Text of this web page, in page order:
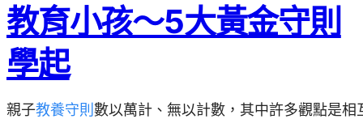
教育小孩～5大黃金守則
學起
親子教養守則 數以萬計 、 無以計數，其中許多觀點是相